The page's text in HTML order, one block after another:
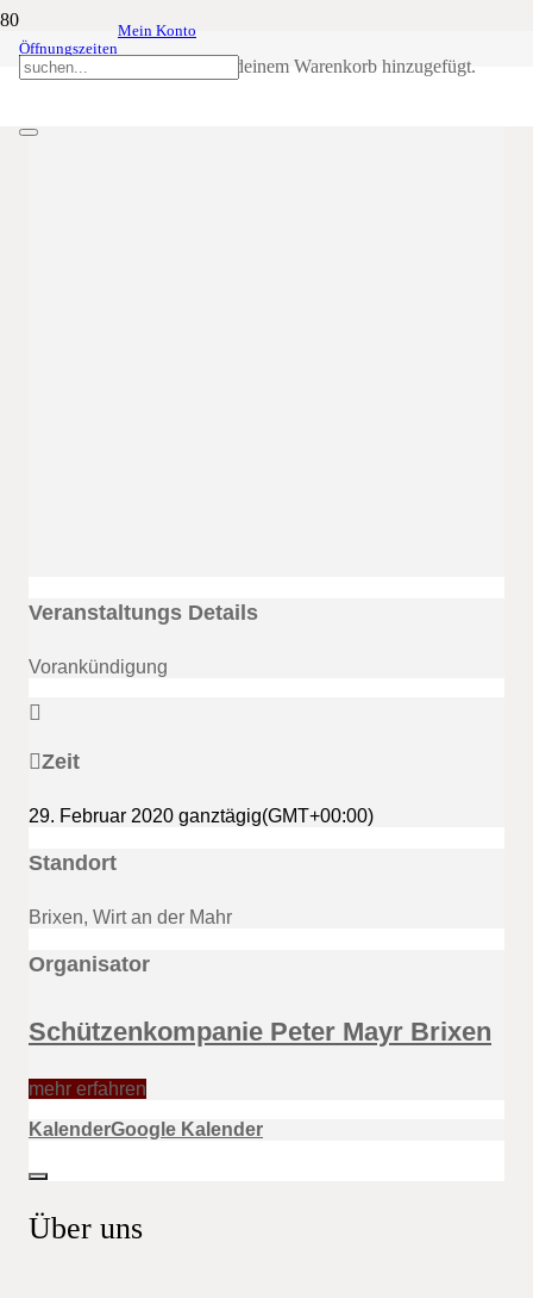
Öffnungszeiten
Mein Konto
wurde deinem Warenkorb hinzugefügt.
29FebganztägigPeter-Mayr-Gedenkfeier an der
Mahr
Veranstaltungs Details
Vorankündigung
Zeit
29. Februar 2020 ganztägig(GMT+00:00)
Standort
Brixen, Wirt an der Mahr
Organisator
Schützenkompanie Peter Mayr Brixen
mehr erfahren
KalenderGoogle Kalender
Über uns